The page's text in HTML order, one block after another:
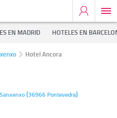
EN MADRID HOTELES EN
Hotel Ancora
Sanxenxo(36966 Pontevedra)